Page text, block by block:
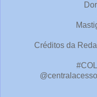
Créditos da